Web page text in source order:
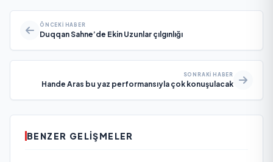
ÖNCEKI HABER
Duqqan Sahne’de Ekin Uzunlar çılgınlığı
SONRAKI HABER
Hande Aras bu yaz performansıyla çok konuşulacak
BENZER GELIŞMELER